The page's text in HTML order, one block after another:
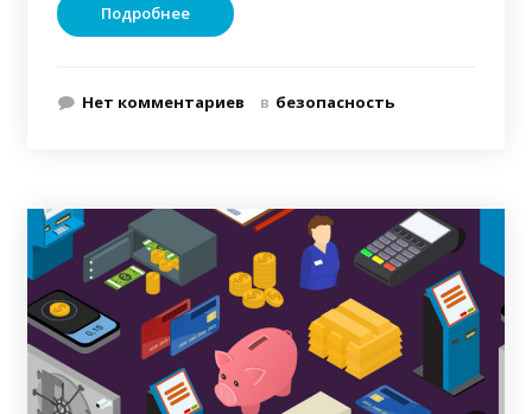
Подробнее
Нет комментариев в безопасность